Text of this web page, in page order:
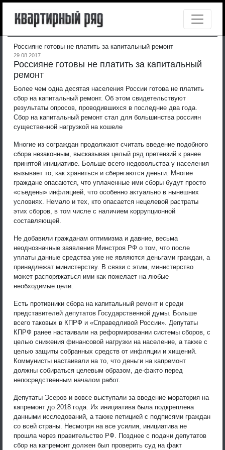
Россияне готовы не платить за капитальный ремонт
29.08.2017
Россияне готовы не платить за капитальный
ремонт
Более чем одна десятая населения России готова не платить
сбор на капитальный ремонт. Об этом свидетельствуют
результаты опросов, проводившихся в последние два года.
Сбор на капитальный ремонт стал для большинства россиян
существенной нагрузкой на кошеле
Многие из сограждан продолжают считать введение подобного
сбора незаконным, высказывая целый ряд претензий к ранее
принятой инициативе. Больше всего недовольства у населения
вызывает то, как храниться и сберегаются деньги. Многие
граждане опасаются, что уплаченные ими сборы будут просто
«съедены» инфляцией, что особенно актуально в нынешних
условиях. Немало и тех, кто опасается нецелевой растраты
этих сборов, в том числе с наличием коррупционной
составляющей.
Не добавили гражданам оптимизма и давние, весьма
неоднозначные заявления Минстроя РФ о том, что после
уплаты данные средства уже не являются деньгами граждан, а
принадлежат министерству. В связи с этим, министерство
может распоряжаться ими как пожелает на любые
необходимые цели.
Есть противники сбора на капитальный ремонт и среди
представителей депутатов Государственной думы. Больше
всего таковых в КПРФ и «Справедливой России». Депутаты
КПРФ ранее настаивали на реформировании системы сборов, с
целью снижения финансовой нагрузки на население, а также с
целью защиты собранных средств от инфляции и хищений.
Коммунисты настаивали на то, что деньги на капремонт
должны собираться целевым образом, де-факто перед
непосредственным началом работ.
Депутаты Эсеров и вовсе выступали за введение моратория на
капремонт до 2018 года. Их инициатива была подкреплена
данными исследований, а также петицией с подписями граждан
со всей страны. Несмотря на все усилия, инициатива не
прошла через правительство РФ. Позднее с подачи депутатов
сбор на капремонт должен был проверить суд на факт